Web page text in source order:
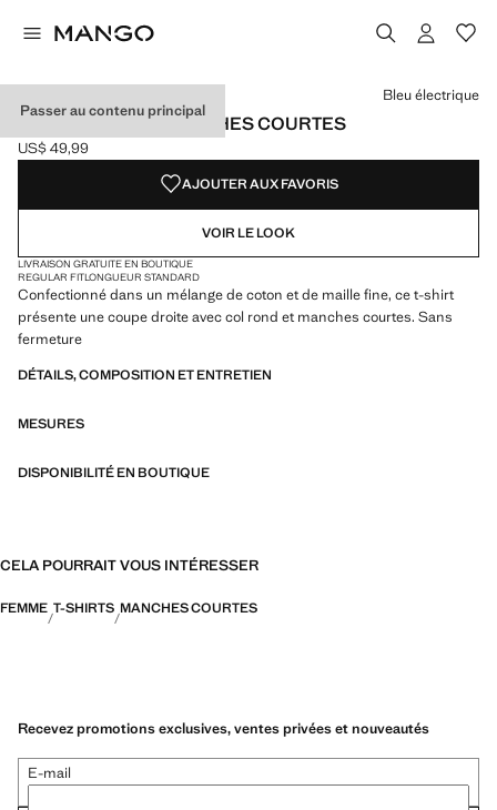
Passer au contenu principal
T-SHIRT MAILLE MANCHES COURTES
Prix actuel [US$ 49,99 ]
US$ 49,99
Choisissez une couleur
Couleur Jaune pastel
Couleur Kaki
Couleur Écru
Bleu électrique
AJOUTER AUX FAVORIS
VOIR LE LOOK
LIVRAISON GRATUITE EN BOUTIQUE
REGULAR FITLONGUEUR STANDARD
Confectionné dans un mélange de coton et de maille fine, ce t-shirt
présente une coupe droite avec col rond et manches courtes. Sans
fermeture
DÉTAILS, COMPOSITION ET ENTRETIEN
MESURES
DISPONIBILITÉ EN BOUTIQUE
CELA POURRAIT VOUS INTÉRESSER
FEMME T-SHIRTS MANCHES COURTES
Recevez promotions exclusives, ventes privées et nouveautés
E-mail